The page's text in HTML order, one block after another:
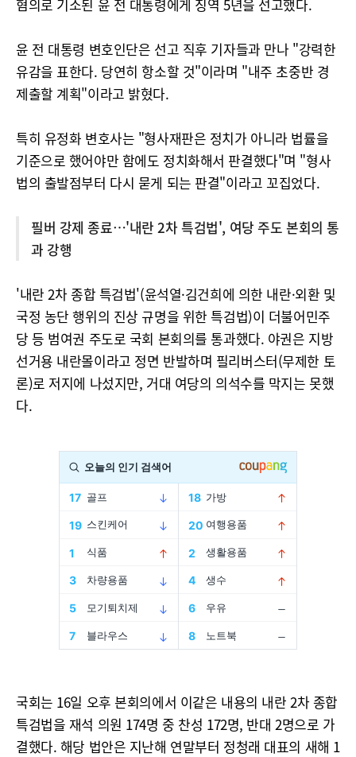
혐의로 기소된 윤 전 대통령에게 징역 5년을 선고했다.
윤 전 대통령 변호인단은 선고 직후 기자들과 만나 "강력한
유감을 표한다. 당연히 항소할 것"이라며 "내주 초중반 경
제출할 계획"이라고 밝혔다.
특히 유정화 변호사는 "형사재판은 정치가 아니라 법률을
기준으로 했어야만 함에도 정치화해서 판결했다"며 "형사
법의 출발점부터 다시 묻게 되는 판결"이라고 꼬집었다.
필버 강제 종료…'내란 2차 특검법', 여당 주도 본회의 통
과 강행
'내란 2차 종합 특검법'(윤석열·김건희에 의한 내란·외환 및
국정 농단 행위의 진상 규명을 위한 특검법)이 더불어민주
당 등 범여권 주도로 국회 본회의를 통과했다. 야권은 지방
선거용 내란몰이라고 정면 반발하며 필리버스터(무제한 토
론)로 저지에 나섰지만, 거대 여당의 의석수를 막지는 못했
다.
국회는 16일 오후 본회의에서 이같은 내용의 내란 2차 종합
특검법을 재석 의원 174명 중 찬성 172명, 반대 2명으로 가
결했다. 해당 법안은 지난해 연말부터 정청래 대표의 새해 1